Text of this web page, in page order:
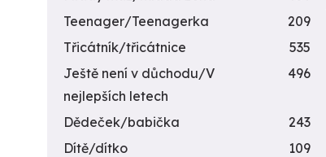
Teenager/Teenagerka
209
Třicátník/třicátnice
535
Ještě není v důchodu/V
nejlepších letech
496
Dědeček/babička
243
Dítě/dítko
109